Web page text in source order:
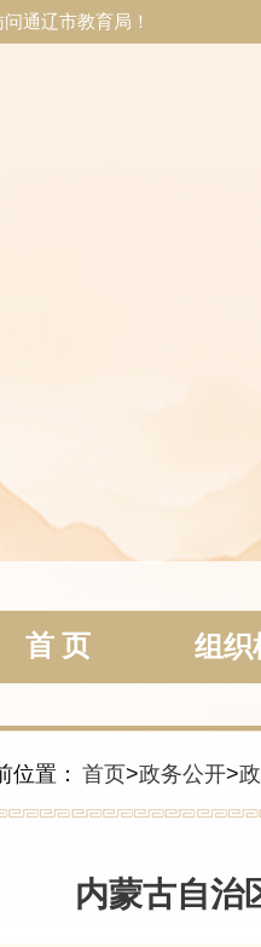
通辽市教育局！
首 页 组织
位置： 首页>政务公开>
内蒙古自治